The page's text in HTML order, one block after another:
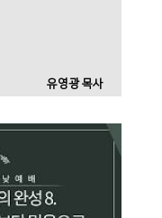
유영광 목사